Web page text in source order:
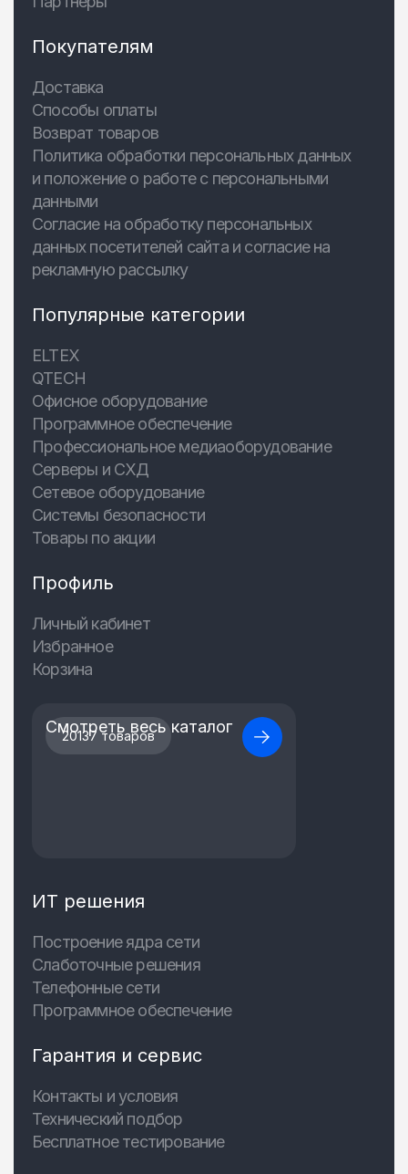
Покупателям
Доставка
Способы оплаты
Возврат товаров
Политика обработки персональных данных
и положение о работе с персональными
данными
Согласие на обработку персональных
данных посетителей сайта и согласие на
рекламную рассылку
Популярные категории
ELTEX
QTECH
Офисное оборудование
Программное обеспечение
Профессиональное медиаоборудование
Серверы и СХД
Сетевое оборудование
Системы безопасности
Товары по акции
Профиль
Личный кабинет
Избранное
Корзина
20137 товаров
Смотреть весь каталог
ИТ решения
Построение ядра сети
Слаботочные решения
Телефонные сети
Программное обеспечение
Гарантия и сервис
Контакты и условия
Технический подбор
Бесплатное тестирование